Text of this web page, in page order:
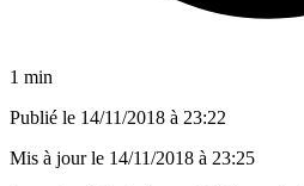
1 min
Publié le 14/11/2018 à 23:22
Mis à jour le 14/11/2018 à 23:25